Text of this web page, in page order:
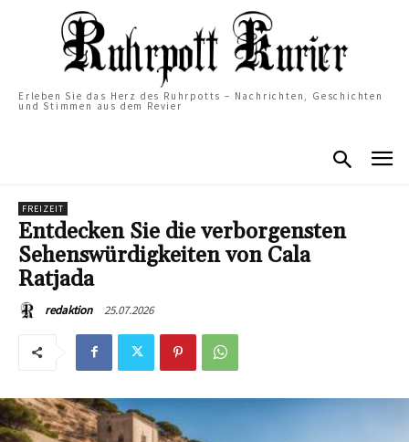
Erleben Sie das Herz des Ruhrpotts – Nachrichten, Geschichten
und Stimmen aus dem Revier
FREIZEIT
Entdecken Sie die verborgensten
Sehenswürdigkeiten von Cala
Ratjada
redaktion 25.07.2026